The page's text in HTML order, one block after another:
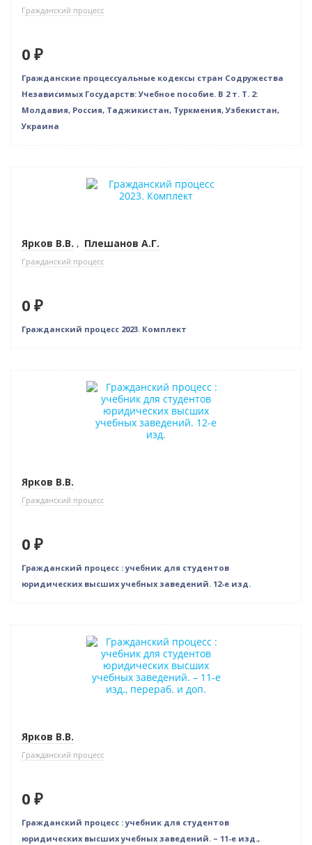
Гражданский процесс
0 ₽
Гражданские процессуальные кодексы стран Содружества
Независимых Государств: Учебное пособие. В 2 т. Т. 2:
Молдавия, Россия, Таджикистан, Туркмения, Узбекистан,
Украина
Ярков В.В. , Плешанов А.Г.
Гражданский процесс
0 ₽
Гражданский процесс 2023. Комплект
Ярков В.В.
Гражданский процесс
0 ₽
Гражданский процесс : учебник для студентов
юридических высших учебных заведений. 12-е изд.
Нет в наличии
Ярков В.В.
Гражданский процесс
0 ₽
Гражданский процесс : учебник для студентов
юридических высших учебных заведений. – 11-е изд.,